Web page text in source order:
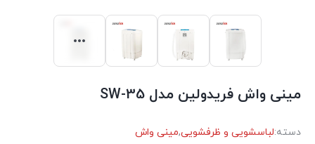
مینی واش فریدولین مدل SW-35
دسته:لباسشویی و ظرفشویی,مینی واش